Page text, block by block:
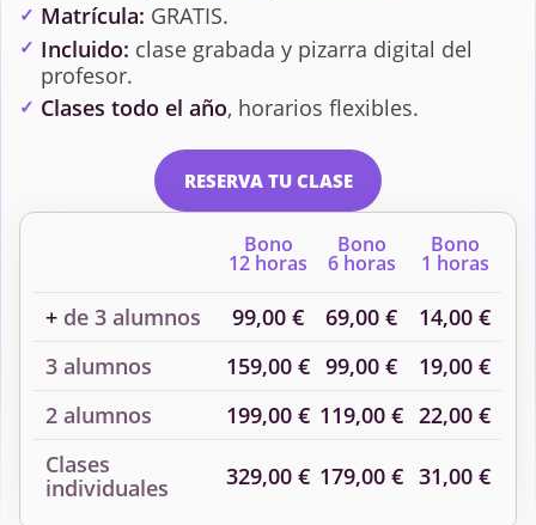
Matrícula: GRATIS.
Incluido: clase grabada y pizarra digital del
profesor.
Clases todo el año, horarios flexibles.
RESERVA TU CLASE
Bono
12 horas
Bono
6 horas
Bono
1 horas
+ de 3 alumnos 99,00 € 69,00 €
14,00 €
3 alumnos
159,00 € 99,00 €
19,00 €
2 alumnos
199,00 € 119,00 € 22,00 €
Clases
individuales
329,00 € 179,00 € 31,00 €